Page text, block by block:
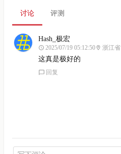
讨论 评测
Hash_极宏
2025/07/19 05:12:50 浙江省
这真是极好的
回复